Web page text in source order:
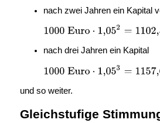
nach zwei Jahren ein Kapital
nach drei Jahren ein Kapital
und so weiter.
Gleichstufige